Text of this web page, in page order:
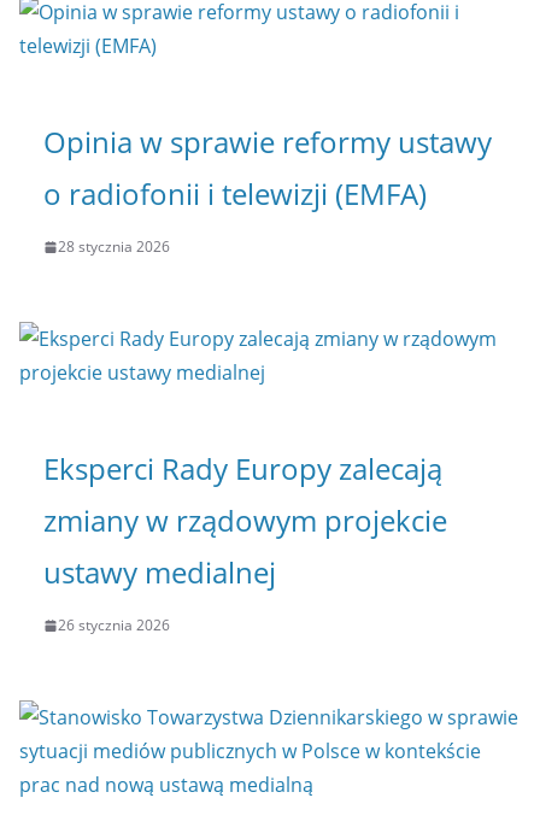
Opinia w sprawie reformy ustawy
o radiofonii i telewizji (EMFA)
28 stycznia 2026
Eksperci Rady Europy zalecają
zmiany w rządowym projekcie
ustawy medialnej
26 stycznia 2026